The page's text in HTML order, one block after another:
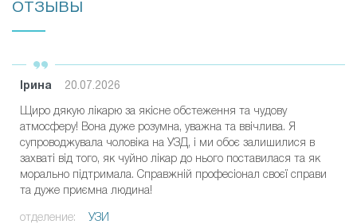
ОТЗЫВЫ
Ірина 20.07.2026
Щиро дякую лікарю за якісне обстеження та чудову
атмосферу! Вона дуже розумна, уважна та ввічлива. Я
супроводжувала чоловіка на УЗД, і ми обоє залишилися в
захваті від того, як чуйно лікар до нього поставилася та як
морально підтримала. Справжній професіонал своєї справи
та дуже приємна людина!
отделение: УЗИ